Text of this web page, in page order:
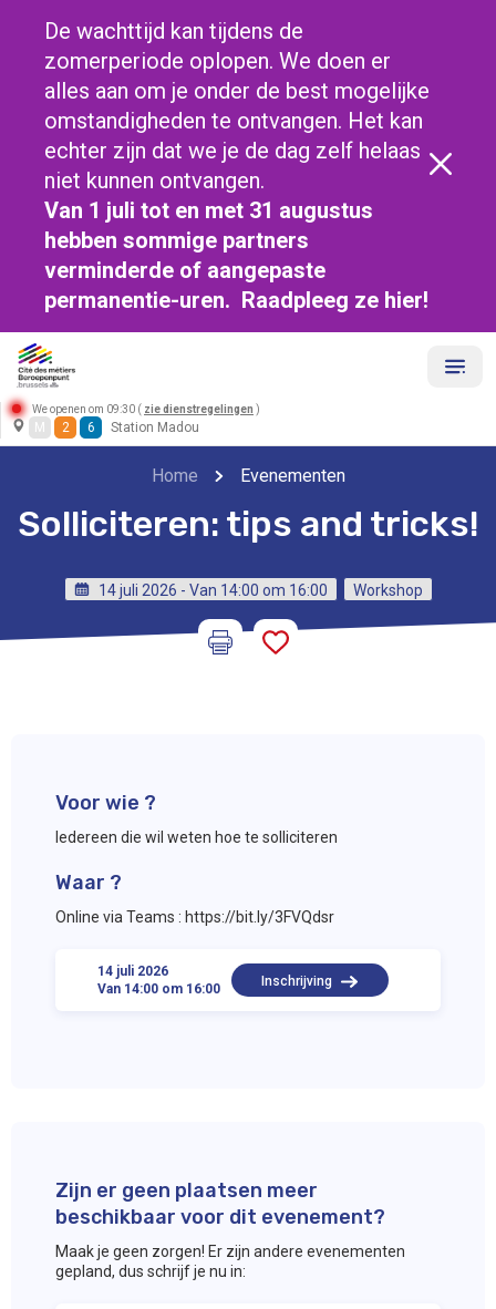
De wachttijd kan tijdens de
zomerperiode oplopen. We doen er
alles aan om je onder de best mogelijke
omstandigheden te ontvangen. Het kan
echter zijn dat we je de dag zelf helaas
niet kunnen ontvangen.
Van 1 juli tot en met 31 augustus
hebben sommige partners
verminderde of aangepaste
permanentie-uren. Raadpleeg ze hier!
We openen om 09:30 ( zie dienstregelingen )
M 2 6 Station Madou
Home Evenementen
Solliciteren: tips and tricks!
14 juli 2026 - Van 14:00 om 16:00 Workshop
Voor wie ?
Iedereen die wil weten hoe te solliciteren
Waar ?
Online via Teams : https://bit.ly/3FVQdsr
14 juli 2026
Van 14:00 om 16:00
Inschrijving
Zijn er geen plaatsen meer
beschikbaar voor dit evenement?
Maak je geen zorgen! Er zijn andere evenementen
gepland, dus schrijf je nu in: